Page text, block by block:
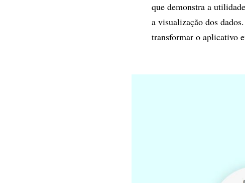
que demonstra a
a visualização dos
transformar o aplicativo